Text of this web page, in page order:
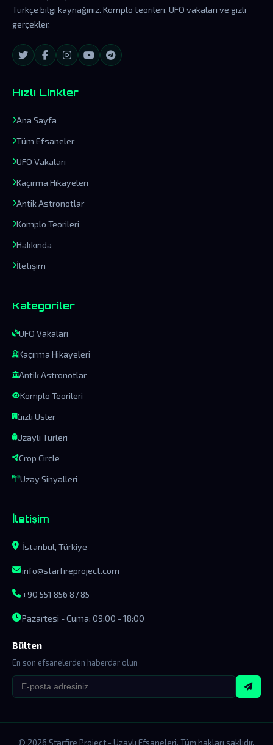
Türkçe bilgi kaynağınız. Komplo teorileri, UFO vakaları ve gizli
gerçekler.
Hızlı Linkler
Ana Sayfa
Tüm Efsaneler
UFO Vakaları
Kaçırma Hikayeleri
Antik Astronotlar
Komplo Teorileri
Hakkında
İletişim
Kategoriler
UFO Vakaları
Kaçırma Hikayeleri
Antik Astronotlar
Komplo Teorileri
Gizli Üsler
Uzaylı Türleri
Crop Circle
Uzay Sinyalleri
İletişim
İstanbul, Türkiye
info@starfireproject.com
+90 551 856 87 85
Pazartesi - Cuma: 09:00 - 18:00
Bülten
En son efsanelerden haberdar olun
© 2026 Starfire Project - Uzaylı Efsaneleri. Tüm hakları saklıdır.